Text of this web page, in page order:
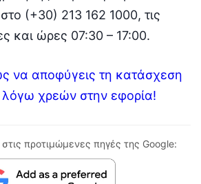
στο (+30) 213 162 1000, τις
και ώρες 07:30 – 17:00.
να αποφύγεις τη κατάσχεση
χρεών στην εφορία!
προτιμώμενες πηγές της Google: